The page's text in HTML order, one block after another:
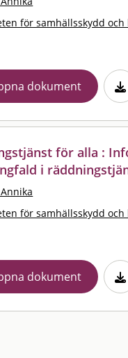
för samhällsskydd och
dokument
för alla :
i
för samhällsskydd och
dokument